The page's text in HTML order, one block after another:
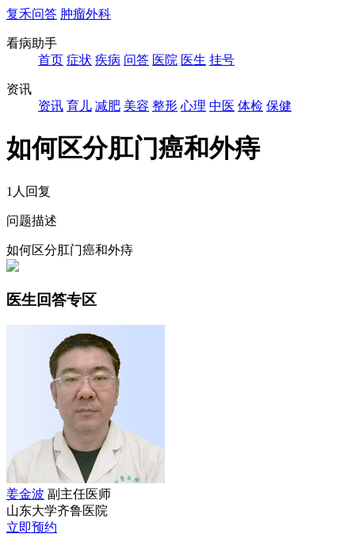
复禾问答 肿瘤外科
看病助手
首页 症状 疾病 问答 医院 医生 挂号
资讯
资讯 育儿 减肥 美容 整形 心理 中医 体检 保健
如何区分肛门癌和外痔
1人回复
问题描述
如何区分肛门癌和外痔
医生回答专区
姜金波 副主任医师
山东大学齐鲁医院
立即预约